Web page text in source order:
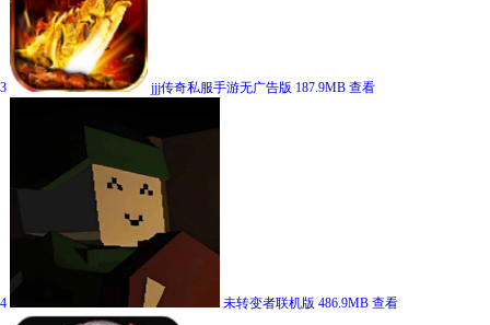
3 jjj传奇私服手游无广告版 187.9MB 查看
4 未转变者联机版 486.9MB 查看